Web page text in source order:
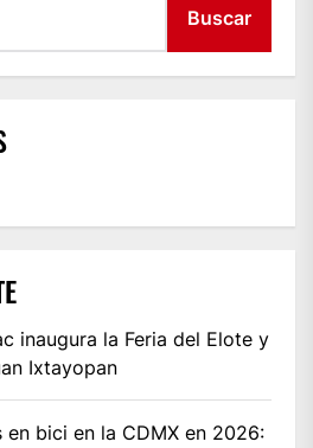
Buscar
inaugura la Feria del Elote y
Ixtayopan
en bici en la CDMX en 2026: